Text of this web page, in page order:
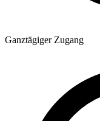
Ganztägiger Zugang